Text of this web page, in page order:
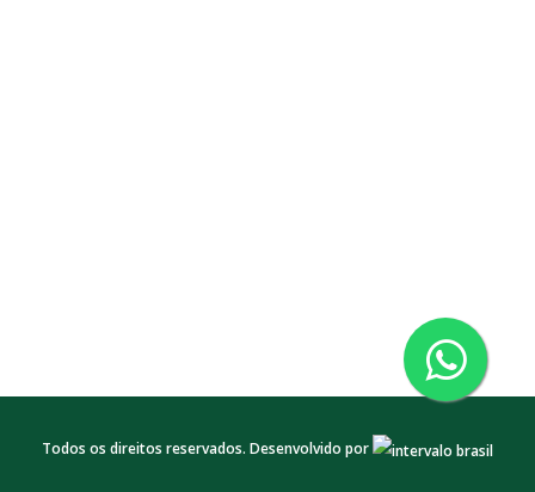
Todos os direitos reservados. Desenvolvido por